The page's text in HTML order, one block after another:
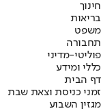
חינוך
בריאות
משפט
תחבורה
פוליטי-מדיני
כללי ומידע
דף הבית
זמני כניסת וצאת שבת
מגזין השבוע